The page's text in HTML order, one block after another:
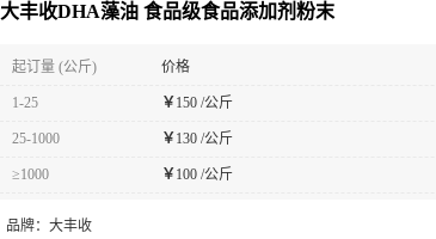
大丰收DHA藻油 食品级食品添加剂粉末
起订量 (公斤) 价格
1-25 ￥ 150 /公斤
25-1000 ￥ 130 /公斤
≥1000 ￥ 100 /公斤
品牌： 大丰收